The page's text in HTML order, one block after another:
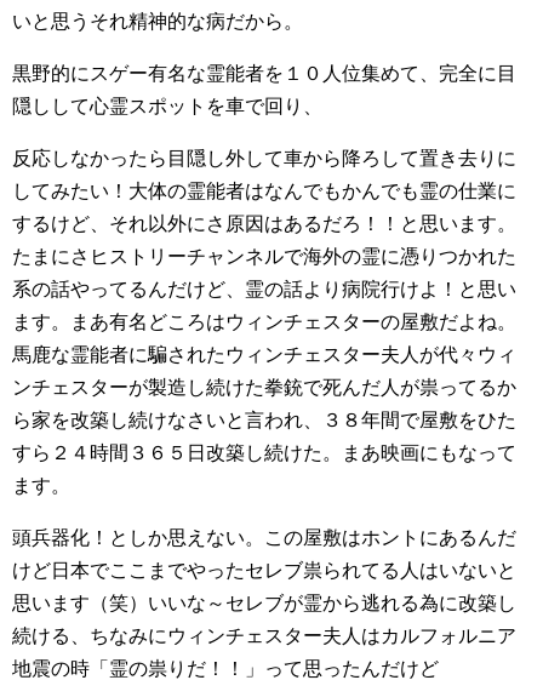
いと思うそれ精神的な病だから。
黒野的にスゲー有名な霊能者を１０人位集めて、完全に目
隠しして心霊スポットを車で回り、
反応しなかったら目隠し外して車から降ろして置き去りに
してみたい！大体の霊能者はなんでもかんでも霊の仕業に
するけど、それ以外にさ原因はあるだろ！！と思います。
たまにさヒストリーチャンネルで海外の霊に憑りつかれた
系の話やってるんだけど、霊の話より病院行けよ！と思い
ます。まあ有名どころはウィンチェスターの屋敷だよね。
馬鹿な霊能者に騙されたウィンチェスター夫人が代々ウィ
ンチェスターが製造し続けた拳銃で死んだ人が祟ってるか
ら家を改築し続けなさいと言われ、３８年間で屋敷をひた
すら２４時間３６５日改築し続けた。まあ映画にもなって
ます。
頭兵器化！としか思えない。この屋敷はホントにあるんだ
けど日本でここまでやったセレブ祟られてる人はいないと
思います（笑）いいな～セレブが霊から逃れる為に改築し
続ける、ちなみにウィンチェスター夫人はカルフォルニア
地震の時「霊の祟りだ！！」って思ったんだけど